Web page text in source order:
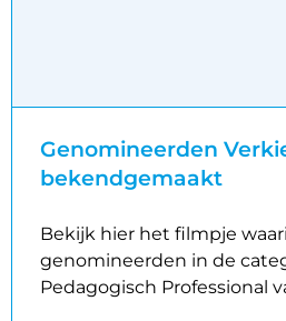
Genomineerden
bekendgemaakt
Bekijk hier het filmpje
genomineerden in de
Pedagogisch Professional